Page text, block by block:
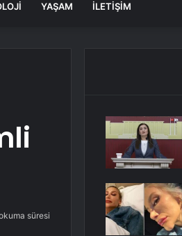
YAŞAM İLETIŞIM
süresi